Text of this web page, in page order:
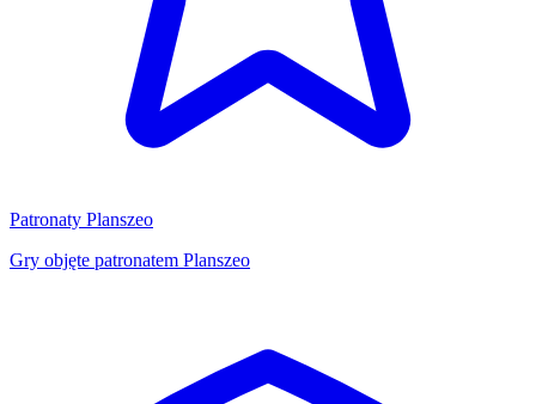
Patronaty Planszeo
Gry objęte patronatem Planszeo